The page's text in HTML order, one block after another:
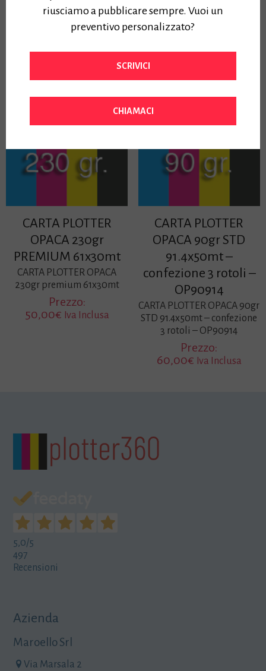
CARTA PHOTOSATIN 190gr
91.4x30mt
100,00€ Iva Inclusa
CARTA PHOTOGLOSS 260gr
1067x30mt
127,70€ Iva Inclusa
CARTA PLOTTER
OPACA 230gr
PREMIUM 61x30mt
CARTA PLOTTER OPACA
230gr premium 61x30mt
Prezzo:
50,00€ Iva Inclusa
CARTA PLOTTER
OPACA 90gr STD
91.4x50mt –
confezione 3 rotoli –
OP90914
CARTA PLOTTER OPACA 90gr
STD 91.4x50mt – confezione
3 rotoli – OP90914
Prezzo:
60,00€ Iva Inclusa
5,0/5
497
Recensioni
Azienda
Maroello Srl
Via Marsala 2
riusciamo a pubblicare sempre. Vuoi un
preventivo personalizzato?
SCRIVICI
CHIAMACI